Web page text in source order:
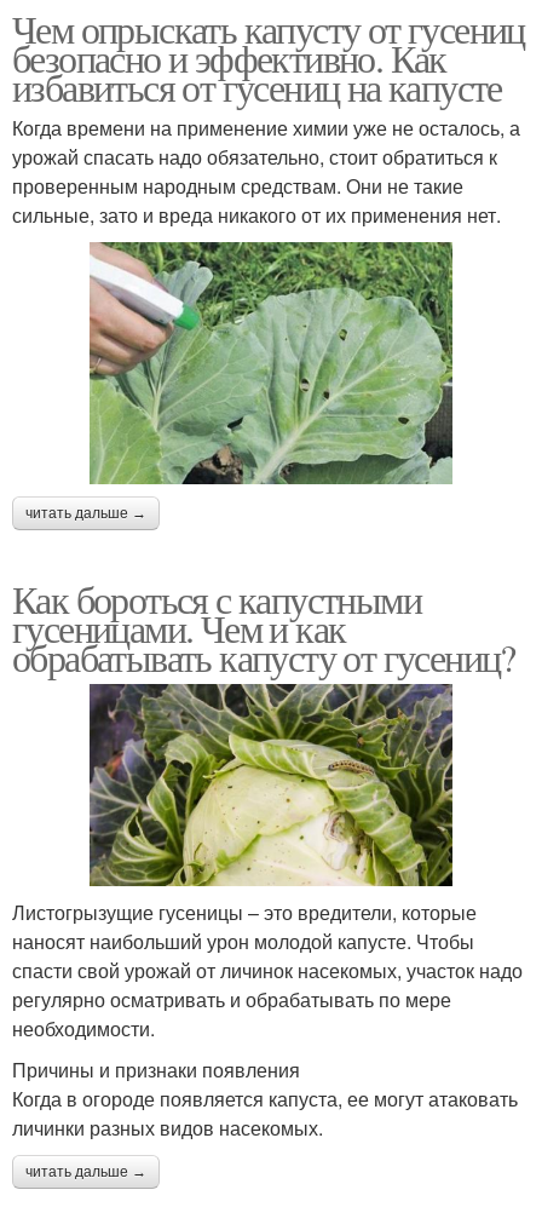
Чем опрыскать капусту от гусениц
безопасно и эффективно. Как
избавиться от гусениц на капусте
Когда времени на применение химии уже не осталось, а
урожай спасать надо обязательно, стоит обратиться к
проверенным народным средствам. Они не такие
сильные, зато и вреда никакого от их применения нет.
читать дальше →
Как бороться с капустными
гусеницами. Чем и как
обрабатывать капусту от гусениц?
Листогрызущие гусеницы – это вредители, которые
наносят наибольший урон молодой капусте. Чтобы
спасти свой урожай от личинок насекомых, участок надо
регулярно осматривать и обрабатывать по мере
необходимости.
Причины и признаки появления
Когда в огороде появляется капуста, ее могут атаковать
личинки разных видов насекомых.
читать дальше →